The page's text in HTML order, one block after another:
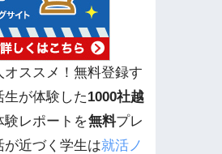
ススメ！無料登録す
生が体験した1000社越
験レポートを無料プレ
が近づく学生は就活ノ